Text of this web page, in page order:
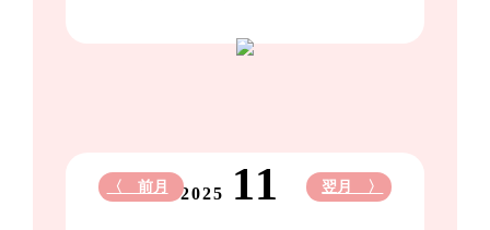
2025 11
〈 前月 翌月 〉